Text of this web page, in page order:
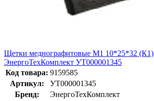
Щетки меднографитовые М1 10*25*32 (К1)
ЭнергоТехКомплект УТ000001345
Код товара: 9159585
Артикул:
УТ000001345
Бренд:
ЭнергоТехКомплект